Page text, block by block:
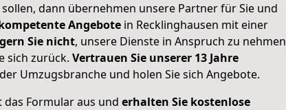
dann übernehmen unsere Partner für Sie und
Angebote in Recklinghausen mit einer
Sie nicht, unsere Dienste in Anspruch zu nehmen
sich zurück. Vertrauen Sie unserer 13 Jahre
Umzugsbranche und holen Sie sich Angebote.
das Formular aus und erhalten Sie kostenlose